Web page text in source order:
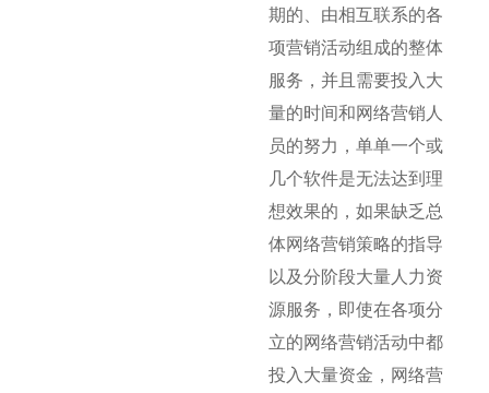
期的、由相互联系的各
项营销活动组成的整体
服务，并且需要投入大
量的时间和网络营销人
员的努力，单单一个或
几个软件是无法达到理
想效果的，如果缺乏总
体网络营销策略的指导
以及分阶段大量人力资
源服务，即使在各项分
立的网络营销活动中都
投入大量资金，网络营